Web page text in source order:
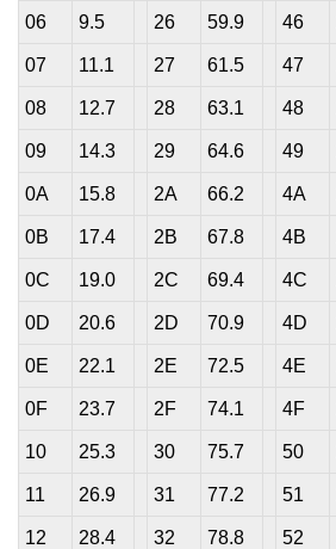
06 9.5 26 59.9 46
07 11.1 27 61.5 47
08 12.7 28 63.1 48
09 14.3 29 64.6 49
0A 15.8 2A 66.2 4A
0B 17.4 2B 67.8 4B
0C 19.0 2C 69.4 4C
0D 20.6 2D 70.9 4D
0E 22.1 2E 72.5 4E
0F 23.7 2F 74.1 4F
10 25.3 30 75.7 50
11 26.9 31 77.2 51
12 28.4 32 78.8 52